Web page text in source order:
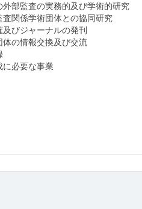
外部監査の実務的及び学術的研究
査関係学術団体との協同研究
びジャーナルの発刊
体の情報交換及び交流
に必要な事業